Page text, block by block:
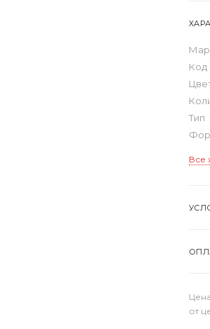
Код
Тип
Все
от